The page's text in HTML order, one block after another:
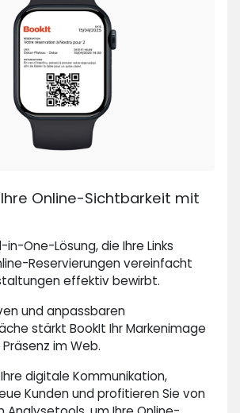
Online-Sichtbarkeit mit
in-One-Lösung, die Ihre Links
Reservierungen vereinfacht
effektiv bewirbt.
und anpassbaren
stärkt BookIt Ihr Markenimage
im Web.
digitale Kommunikation,
Kunden und profitieren Sie von